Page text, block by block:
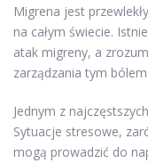
Migrena jest
na całym świecie.
atak migreny, a
zarządzania tym bólem
Jednym z
Sytuacje stresowe,
mogą prowadzić do